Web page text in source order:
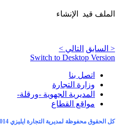
الملف قيد الإنشاء
< السابق التالي >
Switch to Desktop Version
اتصل بنا
وزارة التجارة
المديرية الجهوية -ورقلة-
مواقع القطاع
كل الحقوق محفوظة لمديرية التجارة ايليزي 2014